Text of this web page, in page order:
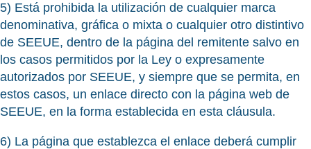
5) Está prohibida la utilización de cualquier marca
denominativa, gráfica o mixta o cualquier otro distintivo
de SEEUE, dentro de la página del remitente salvo en
los casos permitidos por la Ley o expresamente
autorizados por SEEUE, y siempre que se permita, en
estos casos, un enlace directo con la página web de
SEEUE, en la forma establecida en esta cláusula.
6) La página que establezca el enlace deberá cumplir